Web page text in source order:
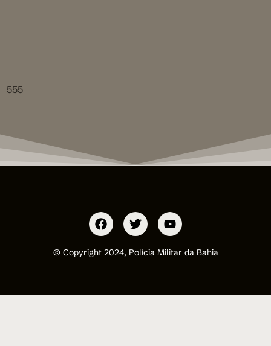
555
© Copyright 2024, Polícia Militar da Bahia